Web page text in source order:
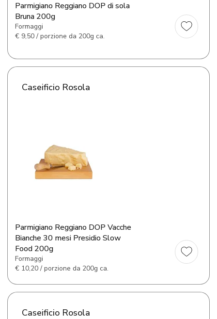
Parmigiano Reggiano DOP di sola
Bruna 200g
Formaggi
€ 9,50 / porzione da 200g ca.
Caseificio Rosola
Parmigiano Reggiano DOP Vacche
Bianche 30 mesi Presidio Slow
Food 200g
Formaggi
€ 10,20 / porzione da 200g ca.
Caseificio Rosola